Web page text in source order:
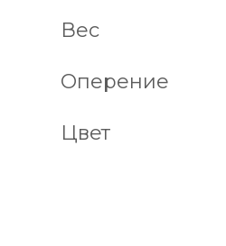
Вес
Оперение
Цвет